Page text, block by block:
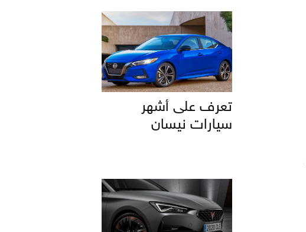
تعرف على أشهر
سيارات نيسان